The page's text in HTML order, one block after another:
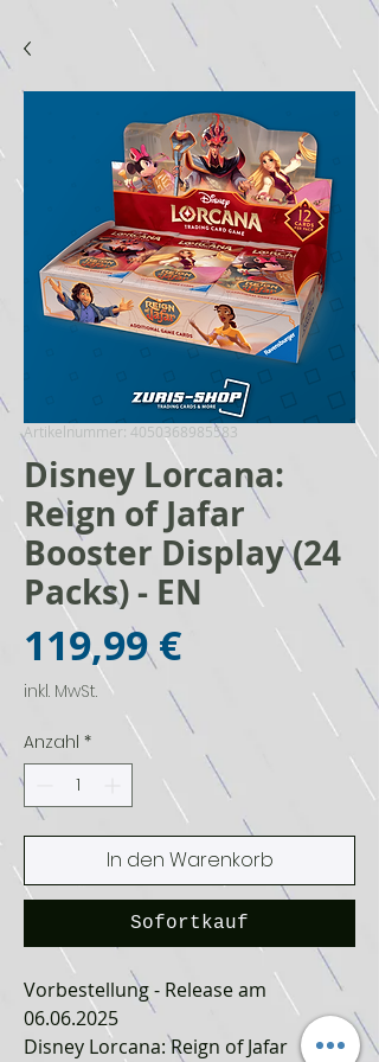
Artikelnummer: 4050368985583
Disney Lorcana:
Reign of Jafar
Booster Display (24
Packs) - EN
119,99 €Preis
inkl. MwSt.
Anzahl *
In den Warenkorb
Sofortkauf
Vorbestellung - Release am
06.06.2025
Disney Lorcana: Reign of Jafar